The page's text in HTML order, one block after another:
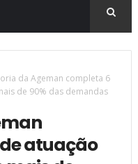
da Ageman completa 6
de 90% das demandas
atuação